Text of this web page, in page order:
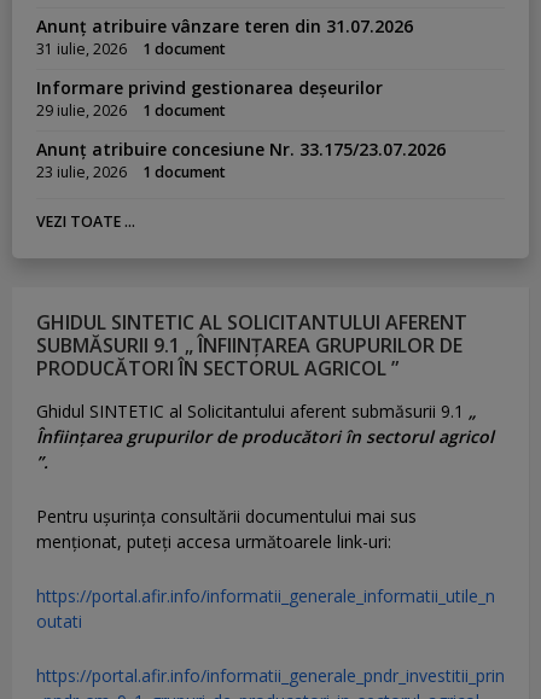
Anunț atribuire vânzare teren din 31.07.2026
31 iulie, 2026 1 document
Informare privind gestionarea deșeurilor
29 iulie, 2026 1 document
Anunț atribuire concesiune Nr. 33.175/23.07.2026
23 iulie, 2026 1 document
VEZI TOATE ...
GHIDUL SINTETIC AL SOLICITANTULUI AFERENT
SUBMĂSURII 9.1 „ ÎNFIINȚAREA GRUPURILOR DE
PRODUCĂTORI ÎN SECTORUL AGRICOL ”
Ghidul SINTETIC al Solicitantului aferent submăsurii 9.1 „
Înființarea grupurilor de producători în sectorul agricol
”.
Pentru uşurinţa consultării documentului mai sus
menţionat, puteţi accesa următoarele link-uri:
https://portal.afir.info/informatii_generale_informatii_utile_n
outati
https://portal.afir.info/informatii_generale_pndr_investitii_prin